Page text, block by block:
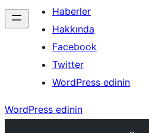
Haberler
Hakkında
Facebook
Twitter
WordPress edinin
WordPress edinin